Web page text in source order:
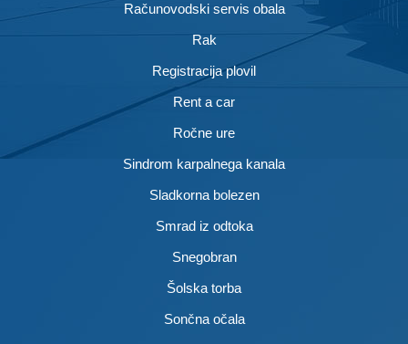
Računovodski servis obala
Rak
Registracija plovil
Rent a car
Ročne ure
Sindrom karpalnega kanala
Sladkorna bolezen
Smrad iz odtoka
Snegobran
Šolska torba
Sončna očala